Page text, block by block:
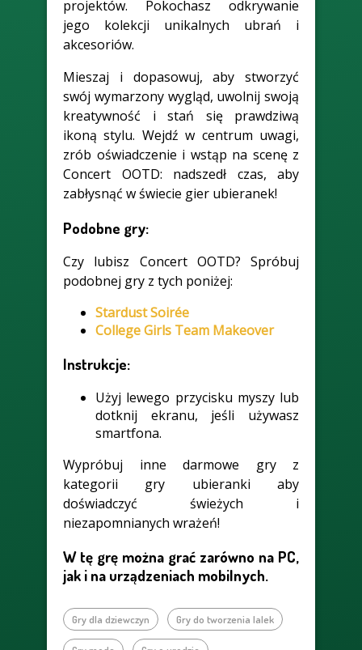
projektów. Pokochasz odkrywanie
jego kolekcji unikalnych ubrań i
akcesoriów.
Mieszaj i dopasowuj, aby stworzyć
swój wymarzony wygląd, uwolnij swoją
kreatywność i stań się prawdziwą
ikoną stylu. Wejdź w centrum uwagi,
zrób oświadczenie i wstąp na scenę z
Concert OOTD: nadszedł czas, aby
zabłysnąć w świecie gier ubieranek!
Podobne gry:
Czy lubisz Concert OOTD? Spróbuj
podobnej gry z tych poniżej:
Stardust Soirée
College Girls Team Makeover
Instrukcje:
Użyj lewego przycisku myszy lub
dotknij ekranu, jeśli używasz
smartfona.
Wypróbuj inne darmowe gry z
kategorii gry ubieranki aby
doświadczyć świeżych i
niezapomnianych wrażeń!
W tę grę można grać zarówno na PC,
jak i na urządzeniach mobilnych.
Gry dla dziewczyn Gry do tworzenia lalek